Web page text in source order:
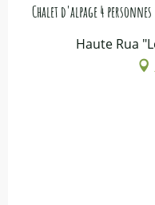
Chalet d'alpage 4 personnes
Haute Rua